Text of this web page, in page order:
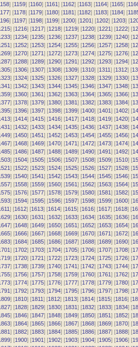
] [1159] [1160] [1161] [1162] [1163] [1164] [1165] [
] [1178] [1179] [1180] [1181] [1182] [1183] [1184] [
] [1197] [1198] [1199] [1200] [1201] [1202] [1203] [
] [1216] [1217] [1218] [1219] [1220] [1221] [1222] [
] [1234] [1235] [1236] [1237] [1238] [1239] [1240] [
] [1252] [1253] [1254] [1255] [1256] [1257] [1258] [
] [1270] [1271] [1272] [1273] [1274] [1275] [1276] [
] [1288] [1289] [1290] [1291] [1292] [1293] [1294] [
] [1306] [1307] [1308] [1309] [1310] [1311] [1312] [
] [1324] [1325] [1326] [1327] [1328] [1329] [1330] [
] [1342] [1343] [1344] [1345] [1346] [1347] [1348] [
] [1360] [1361] [1362] [1363] [1364] [1365] [1366] [
] [1378] [1379] [1380] [1381] [1382] [1383] [1384] [
] [1396] [1397] [1398] [1399] [1400] [1401] [1402] [
] [1414] [1415] [1416] [1417] [1418] [1419] [1420] [
] [1432] [1433] [1434] [1435] [1436] [1437] [1438] [
] [1450] [1451] [1452] [1453] [1454] [1455] [1456] [
] [1468] [1469] [1470] [1471] [1472] [1473] [1474] [
] [1486] [1487] [1488] [1489] [1490] [1491] [1492] [
] [1504] [1505] [1506] [1507] [1508] [1509] [1510] [
] [1522] [1523] [1524] [1525] [1526] [1527] [1528] [
] [1540] [1541] [1542] [1543] [1544] [1545] [1546] [
] [1558] [1559] [1560] [1561] [1562] [1563] [1564] [
] [1576] [1577] [1578] [1579] [1580] [1581] [1582] [
] [1594] [1595] [1596] [1597] [1598] [1599] [1600] [
] [1612] [1613] [1614] [1615] [1616] [1617] [1618] [
] [1630] [1631] [1632] [1633] [1634] [1635] [1636] [
] [1648] [1649] [1650] [1651] [1652] [1653] [1654] [
] [1666] [1667] [1668] [1669] [1670] [1671] [1672] [
] [1684] [1685] [1686] [1687] [1688] [1689] [1690] [
] [1702] [1703] [1704] [1705] [1706] [1707] [1708] [
] [1720] [1721] [1722] [1723] [1724] [1725] [1726] [
] [1738] [1739] [1740] [1741] [1742] [1743] [1744] [
] [1756] [1757] [1758] [1759] [1760] [1761] [1762] [
] [1774] [1775] [1776] [1777] [1778] [1779] [1780] [
] [1792] [1793] [1794] [1795] [1796] [1797] [1798] [
] [1810] [1811] [1812] [1813] [1814] [1815] [1816] [
] [1828] [1829] [1830] [1831] [1832] [1833] [1834] [
] [1846] [1847] [1848] [1849] [1850] [1851] [1852] [
] [1864] [1865] [1866] [1867] [1868] [1869] [1870] [
] [1882] [1883] [1884] [1885] [1886] [1887] [1888] [
] [1900] [1901] [1902] [1903] [1904] [1905] [1906] [